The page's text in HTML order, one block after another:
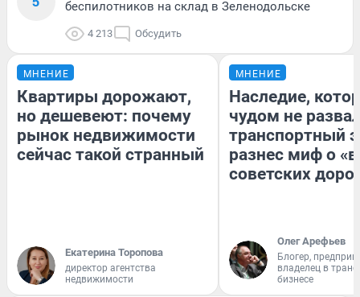
беспилотников на склад в Зеленодольске
4 213 Обсудить
МНЕНИЕ
Квартиры дорожают,
но дешевеют: почему
рынок недвижимости
сейчас такой странный
Екатерина Торопова
директор агентства
недвижимости
МНЕНИЕ
Наследие,
чудом не
транспортный
разнес миф о
советских
Олег Арефьев
Блогер,
владелец в
бизнесе